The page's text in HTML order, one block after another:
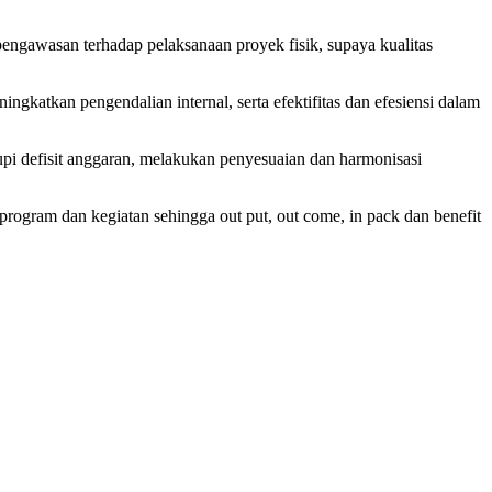
terhadap pelaksanaan proyek fisik, supaya kualitas
pengendalian internal, serta efektifitas dan efesiensi dalam
defisit anggaran, melakukan penyesuaian dan harmonisasi
dan kegiatan sehingga out put, out come, in pack dan benefit